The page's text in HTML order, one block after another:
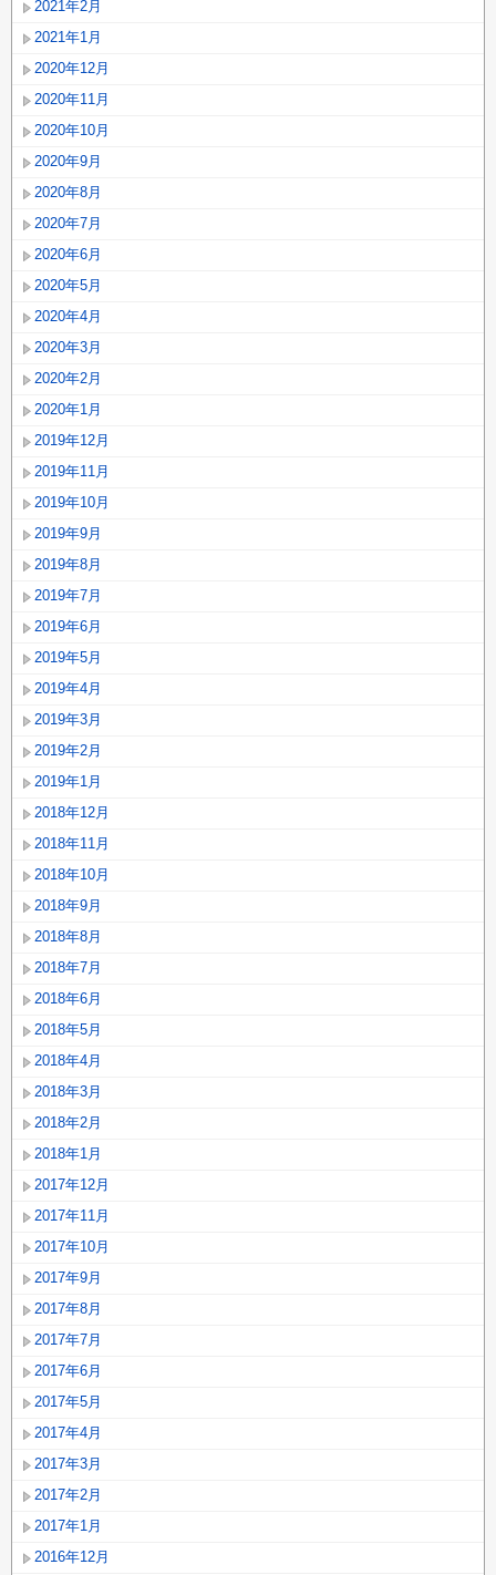
2021年2月
2021年1月
2020年12月
2020年11月
2020年10月
2020年9月
2020年8月
2020年7月
2020年6月
2020年5月
2020年4月
2020年3月
2020年2月
2020年1月
2019年12月
2019年11月
2019年10月
2019年9月
2019年8月
2019年7月
2019年6月
2019年5月
2019年4月
2019年3月
2019年2月
2019年1月
2018年12月
2018年11月
2018年10月
2018年9月
2018年8月
2018年7月
2018年6月
2018年5月
2018年4月
2018年3月
2018年2月
2018年1月
2017年12月
2017年11月
2017年10月
2017年9月
2017年8月
2017年7月
2017年6月
2017年5月
2017年4月
2017年3月
2017年2月
2017年1月
2016年12月